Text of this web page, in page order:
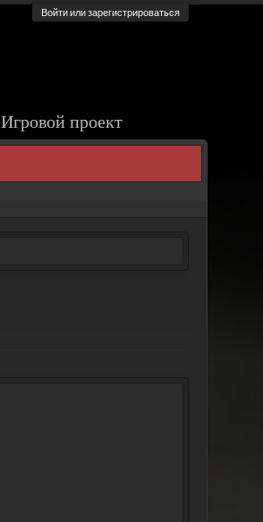
Войти или зарегистрироваться
Игровой проект